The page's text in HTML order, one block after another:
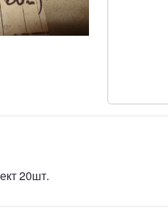
20шт.